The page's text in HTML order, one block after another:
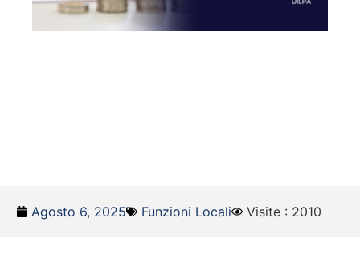
Agosto 6, 2025 Funzioni Locali Visite : 2010